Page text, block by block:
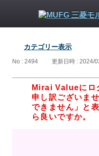
カテゴリー表示
No : 2494 更新日時 : 2024/
Mirai Valueにロ
申し訳ございま
できません」と
ら良いですか。